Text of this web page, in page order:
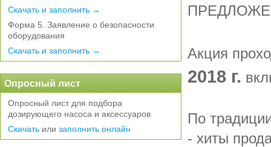
Акция
2018 г.
По
- хиты
Скачать и заполнить →
Форма 5. Заявление о безопасности
оборудования
Скачать и заполнить →
Опросный лист
Опросный лист для подбора
дозирующего насоса и аксессуаров
Скачать или заполнить онлайн